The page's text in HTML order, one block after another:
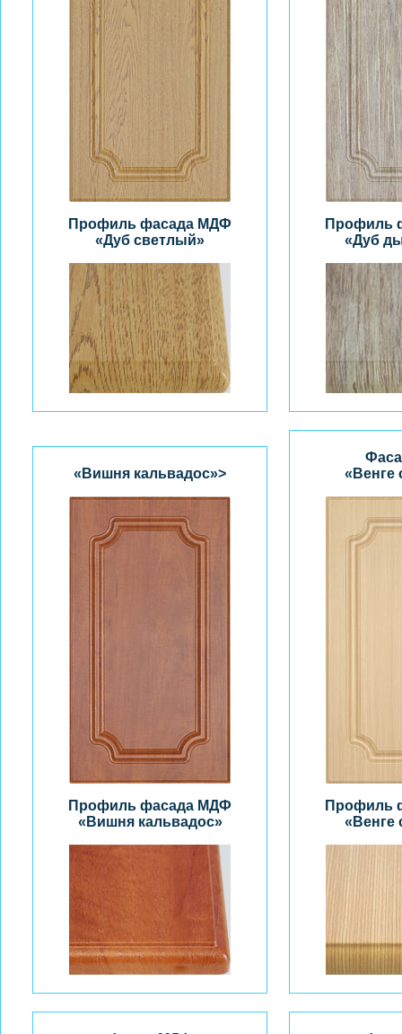
Профиль фасада МДФ
«Дуб светлый»
Профиль
«Дуб
«Вишня кальвадос»>
Профиль фасада МДФ
«Вишня кальвадос»
«Венге
Профиль
«Венге